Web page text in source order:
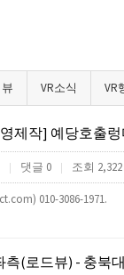
VR소식 VR
예당호출렁다리
| 댓글 0 | 조회 2,322
010-3086-1971.
드뷰) - 충북대학교